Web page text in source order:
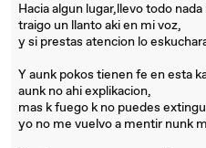
Hacia algun lugar,llevo todo nada
traigo un llanto aki en mi voz,
y si prestas atencion lo
Y aunk pokos tienen fe en esta
aunk no ahi explikacion,
mas k fuego k no puedes
yo no me vuelvo a mentir nunk